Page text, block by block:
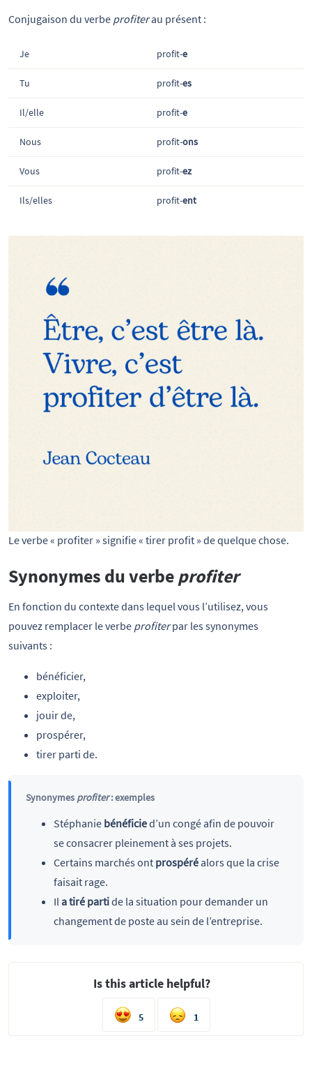
Conjugaison du verbe profiterau présent :
Je profit-e
Tu profit-es
Il/elle profit-e
Nous profit-ons
Vous profit-ez
Ils/elles profit-ent
Le verbe « profiter » signifie « tirer profit » de quelque chose.
Synonymes du verbeprofiter
En fonction du contexte dans lequel vous l’utilisez, vous
pouvez remplacer le verbe profiterpar les synonymes
suivants :
bénéficier,
exploiter,
jouir de,
prospérer,
tirer parti de.
Synonymes profiter: exemples
Stéphanie bénéficied’un congé afin de pouvoir
se consacrer pleinement à ses projets.
Certains marchés ont prospéréalors que la crise
faisait rage.
Ila tiré partide la situation pour demander un
changement de poste au sein de l’entreprise.
Is this article helpful?
5 1